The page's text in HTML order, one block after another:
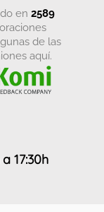
en 2589
aquí.
17:30h